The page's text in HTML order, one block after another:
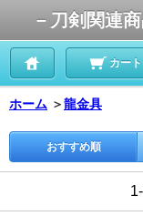
－刀剣関連
カート
ホーム ＞龍金具
おすすめ順